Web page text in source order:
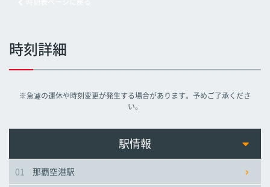
県庁前駅
美栄橋駅
牧志駅
県庁前駅
美栄橋駅
牧志駅
県庁前駅
美栄橋駅
牧志駅
時刻詳細
※急遽の運休や時刻変更が発生する場合があります。予めご了承くださ
い。
駅情報
01 那覇空港駅